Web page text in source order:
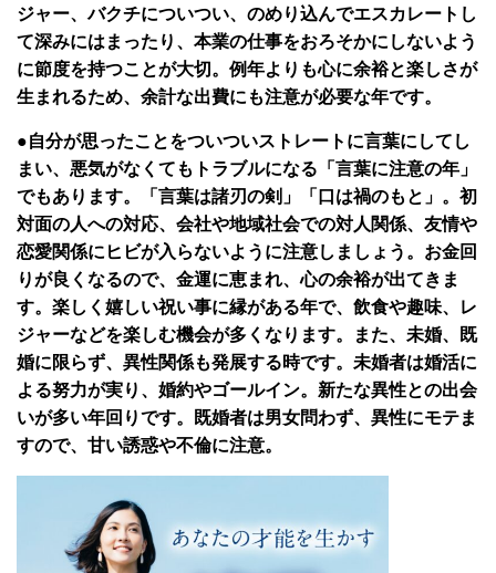
ジャー、バクチについつい、のめり込んでエスカレートし
て深みにはまったり、本業の仕事をおろそかにしないよう
に節度を持つことが大切。例年よりも心に余裕と楽しさが
生まれるため、余計な出費にも注意が必要な年です。
●自分が思ったことをついついストレートに言葉にしてし
まい、悪気がなくてもトラブルになる「言葉に注意の年」
でもあります。「言葉は諸刃の剣」「口は禍のもと」。初
対面の人への対応、会社や地域社会での対人関係、友情や
恋愛関係にヒビが入らないように注意しましょう。お金回
りが良くなるので、金運に恵まれ、心の余裕が出てきま
す。楽しく嬉しい祝い事に縁がある年で、飲食や趣味、レ
ジャーなどを楽しむ機会が多くなります。また、未婚、既
婚に限らず、異性関係も発展する時です。未婚者は婚活に
よる努力が実り、婚約やゴールイン。新たな異性との出会
いが多い年回りです。既婚者は男女問わず、異性にモテま
すので、甘い誘惑や不倫に注意。